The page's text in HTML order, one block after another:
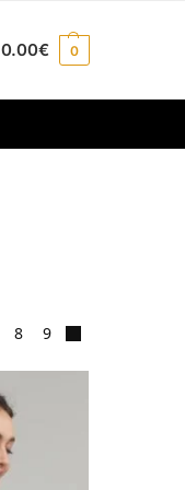
0.00€ 0
8 9